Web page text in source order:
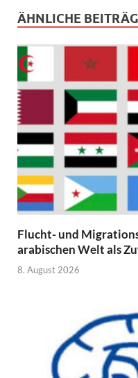
ÄHNLICHE
Flucht- und
arabischen Welt als
8. August 2026